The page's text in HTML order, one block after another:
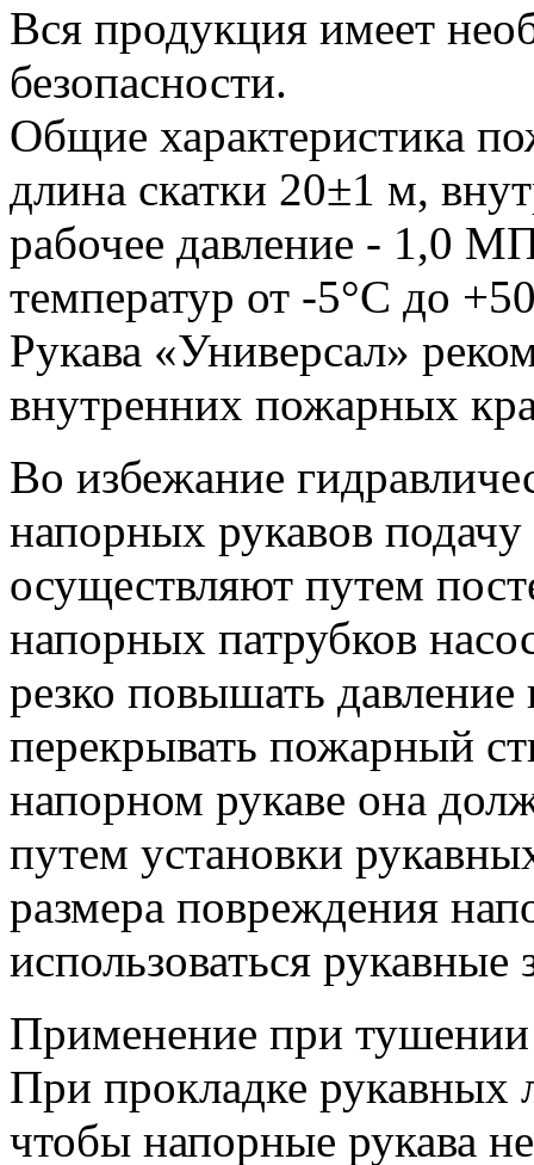
Вся продукция имеет
безопасности.
Общие характеристика
длина скатки 20±1 м,
рабочее давление - 1,0
температур от -5°С до
Рукава «Универсал»
внутренних пожарных
Во избежание
напорных рукавов
осуществляют путем
напорных патрубков
резко повышать давление
перекрывать пожарный
напорном рукаве она
путем установки
размера повреждения
использоваться
Применение при
При прокладке рукавных
чтобы напорные рукава